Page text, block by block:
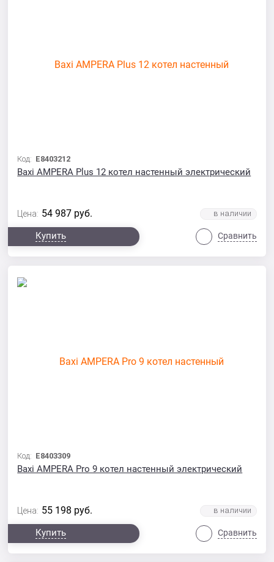
Код: E8403212
Baxi AMPERA Plus 12 котел настенный электрический
Цена: 54 987 руб.
Купить Сравнить
Код: E8403309
Baxi AMPERA Pro 9 котел настенный электрический
Цена: 55 198 руб.
Купить Сравнить